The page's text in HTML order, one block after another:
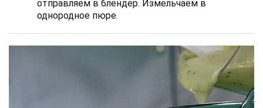
отправляем в блендер. Измельчаем в
однородное пюре.